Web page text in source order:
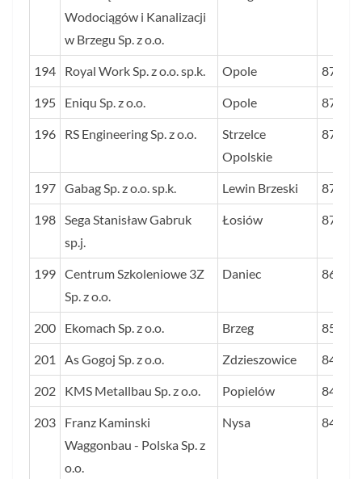
Wodociągów i Kanalizacji
w Brzegu Sp. z o.o.
194 Royal Work Sp. z o.o. sp.k. Opole 87
195 Eniqu Sp. z o.o. Opole 87
196 RS Engineering Sp. z o.o.
Strzelce
Opolskie
87
197 Gabag Sp. z o.o. sp.k. Lewin Brzeski 87
198
Sega Stanisław Gabruk
sp.j.
Łosiów 87
199 Centrum Szkoleniowe 3Z
Sp. z o.o.
Daniec 86
200 Ekomach Sp. z o.o. Brzeg 85
201 As Gogoj Sp. z o.o. Zdzieszowice 84
202 KMS Metallbau Sp. z o.o. Popielów 84
203
Franz Kaminski
Waggonbau - Polska Sp. z
o.o.
Nysa 84